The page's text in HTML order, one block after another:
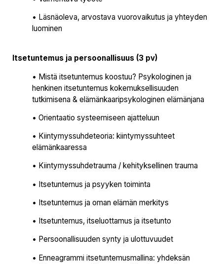
• Läsnäoleva, arvostava vuorovaikutus ja yhteyden
luominen
Itsetuntemus ja persoonallisuus (3 pv)
• Mistä itsetuntemus koostuu? Psykologinen ja
henkinen itsetuntemus kokemuksellisuuden
tutkimisena & elämänkaaripsykologinen elämänjana
• Orientaatio systeemiseen ajatteluun
• Kiintymyssuhdeteoria: kiintymyssuhteet
elämänkaaressa
• Kiintymyssuhdetrauma / kehityksellinen trauma
• Itsetuntemus ja psyyken toiminta
• Itsetuntemus ja oman elämän merkitys
• Itsetuntemus, itseluottamus ja itsetunto
• Persoonallisuuden synty ja ulottuvuudet
• Enneagrammi itsetuntemusmallina: yhdeksän